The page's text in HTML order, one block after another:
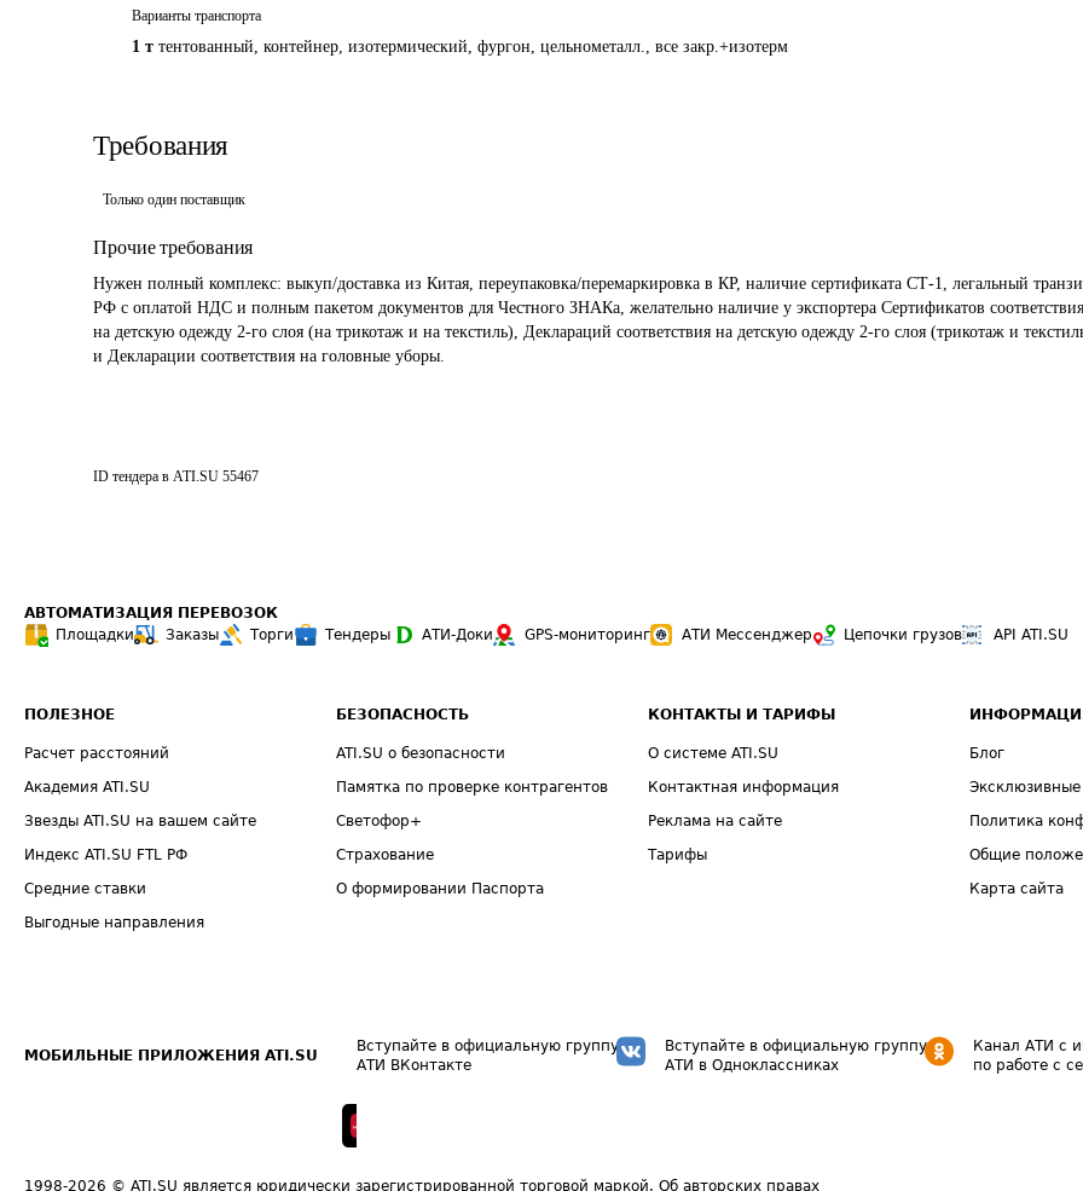
Варианты транспорта
1 т тентованный, контейнер, изотермический, фургон, цельнометалл., все закр.+изотерм
Требования
Только один поставщик
Прочие требования
Нужен полный комплекс: выкуп/доставка из Китая, переупаковка/перемаркировка в КР, наличие сертификата СТ-1, легальный
РФ с оплатой НДС и полным пакетом документов для Честного ЗНАКа, желательно наличие у экспортера Сертификатов соответствия
на детскую одежду 2-го слоя (на трикотаж и на текстиль), Деклараций соответствия на детскую одежду 2-го слоя (трикотаж и
и Декларации соответствия на головные уборы.
ID тендера в ATI.SU 55467
АВТОМАТИЗАЦИЯ ПЕРЕВОЗОК
Площадки
Заказы Торги Тендеры АТИ-Доки GPS-мониторинг АТИ Мессенджер Цепочки грузов API ATI.SU
ПОЛЕЗНОЕ
Расчет расстояний
Академия ATI.SU
Звезды ATI.SU на вашем сайте
Индекс ATI.SU FTL РФ
Средние ставки
Выгодные направления
БЕЗОПАСНОСТЬ
ATI.SU о безопасности
Памятка по проверке контрагентов
Светофор+
Страхование
О формировании Паспорта
КОНТАКТЫ И ТАРИФЫ
О системе ATI.SU
Контактная информация
Реклама на сайте
Тарифы
Блог
Политика
Общие
Карта сайта
МОБИЛЬНЫЕ ПРИЛОЖЕНИЯ ATI.SU
Вступайте в официальную группу
АТИ ВКонтакте
Вступайте в официальную группу
АТИ в Одноклассниках
Канал АТИ с
по работе с
1998-2026 © ATI.SU является юридически зарегистрированной торговой маркой. Об авторских правах